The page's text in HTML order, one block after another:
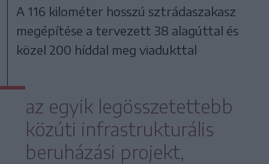
A 116 kilométer hosszú sztrádaszakasz
megépítése a tervezett 38 alagúttal és
közel 200 híddal meg viadukttal
az egyik legösszetettebb
közúti infrastrukturális
beruházási projekt,